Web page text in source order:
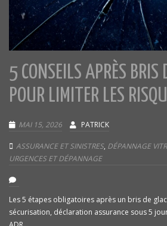
5 CONSEILS APRÈS BRIS
POUR LIMITER LES
MAI 15, 2026 PATRICK
ASSURANCE ET SINISTRES, DÉPANNAGE
URGENCES ET DÉPANNAGE
Les 5 étapes obligatoires après un bris de
sécurisation, déclaration assurance sous 5